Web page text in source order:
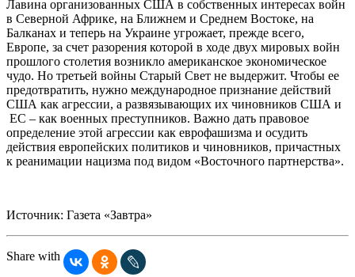
Лавина организованных США в собственных интересах войн
в Северной Африке, на Ближнем и Среднем Востоке, на
Балканах и теперь на Украине угрожает, прежде всего,
Европе, за счет разорения которой в ходе двух мировых войн
прошлого столетия возникло американское экономическое
чудо. Но третьей войны Старый Свет не выдержит. Чтобы ее
предотвратить, нужно международное признание действий
США как агрессии, а развязывающих их чиновников США и
ЕС – как военных преступников. Важно дать правовое
определение этой агрессии как еврофашизма и осудить
действия европейских политиков и чиновников, причастных
к реанимации нацизма под видом «Восточного партнерства».
Источник: Газета «Завтра»
Share with